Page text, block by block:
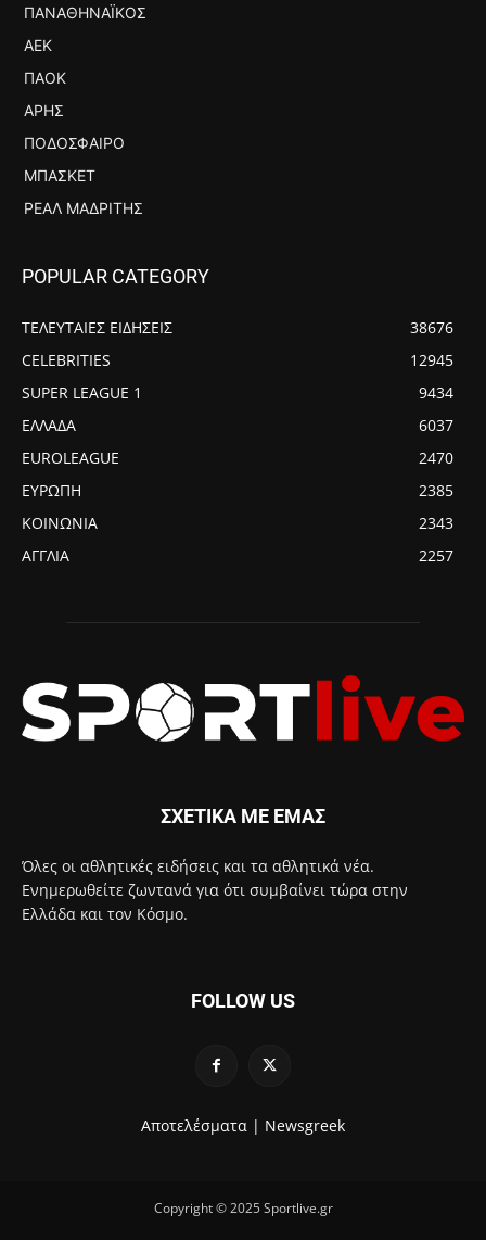
ΠΑΝΑΘΗΝΑΪΚΌΣ
ΑΕΚ
ΠΑΟΚ
ΆΡΗΣ
ΠΟΔΌΣΦΑΙΡΟ
ΜΠΆΣΚΕΤ
ΡΕΆΛ ΜΑΔΡΊΤΗΣ
POPULAR CATEGORY
ΤΕΛΕΥΤΑΙΕΣ ΕΙΔΗΣΕΙΣ
38676
CELEBRITIES
12945
SUPER LEAGUE 1
9434
ΕΛΛΑΔΑ
6037
EUROLEAGUE
2470
ΕΥΡΩΠΗ
2385
ΚΟΙΝΩΝΙΑ
2343
ΑΓΓΛΙΑ
2257
ΣΧΕΤΙΚΑ ΜΕ ΕΜΑΣ
Όλες οι αθλητικές ειδήσεις και τα αθλητικά νέα.
Ενημερωθείτε ζωντανά για ότι συμβαίνει τώρα στην
Ελλάδα και τον Κόσμο.
FOLLOW US
Αποτελέσματα | Newsgreek
Copyright © 2025 Sportlive.gr